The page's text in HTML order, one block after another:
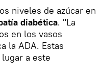
niveles de azúcar en
diabética. "La
en los vasos
la ADA. Estas
a este